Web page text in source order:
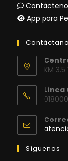
App para
KM
Línea
Síguenos